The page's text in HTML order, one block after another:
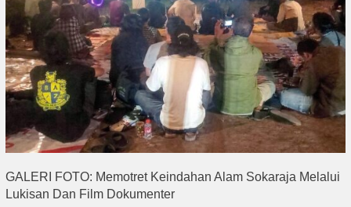
GALERI FOTO: Memotret Keindahan Alam Sokaraja Melalui
Lukisan Dan Film Dokumenter